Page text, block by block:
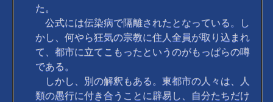
た。
公式には伝染病で隔離されたとなっている。し
かし、何やら狂気の宗教に住人全員が取り込まれ
て、都市に立てこもったというのがもっぱらの噂
である。
しかし、別の解釈もある。東都市の人々は、人
類の愚行に付き合うことに辟易し、自分たちだけ